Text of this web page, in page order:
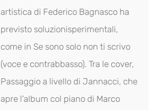
artistica di Federico Bagnasco ha
previsto soluzionisperimentali,
come in Se sono solo non ti scrivo
(voce e contrabbasso). Tra le cover,
Passaggio a livello di Jannacci, che
apre l’album col piano di Marco